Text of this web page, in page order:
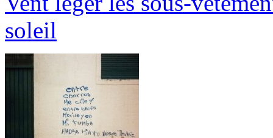
soleil